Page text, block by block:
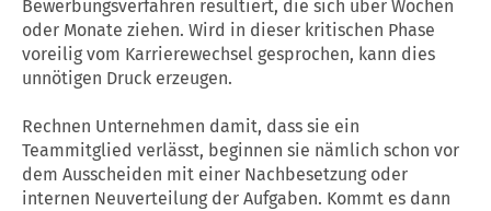
Bewerbungsverfahren resultiert, die sich über Wochen
oder Monate ziehen. Wird in dieser kritischen Phase
voreilig vom Karrierewechsel gesprochen, kann dies
unnötigen Druck erzeugen.
Rechnen Unternehmen damit, dass sie ein
Teammitglied verlässt, beginnen sie nämlich schon vor
dem Ausscheiden mit einer Nachbesetzung oder
internen Neuverteilung der Aufgaben. Kommt es dann